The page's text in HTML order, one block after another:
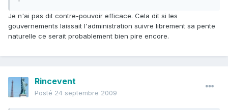
Je n'ai pas dit contre-pouvoir efficace. Cela dit si les
gouvernements laissait l'administration suivre librement sa pente
naturelle ce serait probablement bien pire encore.
Rincevent
Posté 24 septembre 2009